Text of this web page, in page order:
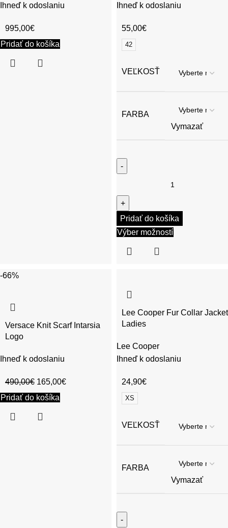
Ihneď k odoslaniu
995,00€
Pridať do košíka
Ihneď k odoslaniu
55,00€
42
VEĽKOSŤ
FARBA
Vymazať
Pridať do košíka
Výber možností
-66%
Versace Knit Scarf Intarsia
Logo
Ihneď k odoslaniu
490,00€ 165,00€
Pridať do košíka
Lee Cooper Fur Collar Jacket
Ladies
Lee Cooper
Ihneď k odoslaniu
24,90€
XS
VEĽKOSŤ
FARBA
Vymazať